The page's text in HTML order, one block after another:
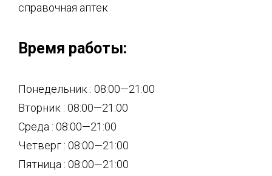
справочная аптек
Время работы:
Понедельник : 08:00—21:00
Вторник : 08:00—21:00
Среда : 08:00—21:00
Четверг : 08:00—21:00
Пятница : 08:00—21:00